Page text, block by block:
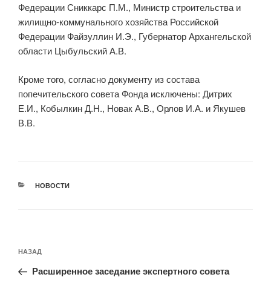
Федерации Сниккарс П.М., Министр строительства и
жилищно-коммунального хозяйства Российской
Федерации Файзуллин И.Э., Губернатор Архангельской
области Цыбульский А.В.
Кроме того, согласно документу из состава
попечительского совета Фонда исключены: Дитрих
Е.И., Кобылкин Д.Н., Новак А.В., Орлов И.А. и Якушев
В.В.
РУБРИКИ
НОВОСТИ
по
записям
Предыдущая
запись:
НАЗАД
Расширенное заседание экспертного совета